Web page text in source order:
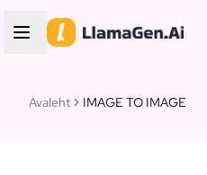
Avaleht IMAGE TO IMAGE